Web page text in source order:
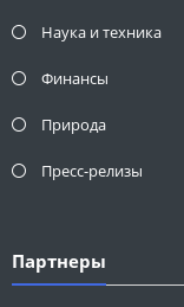
Наука и техника
Финансы
Природа
Пресс-релизы
Партнеры